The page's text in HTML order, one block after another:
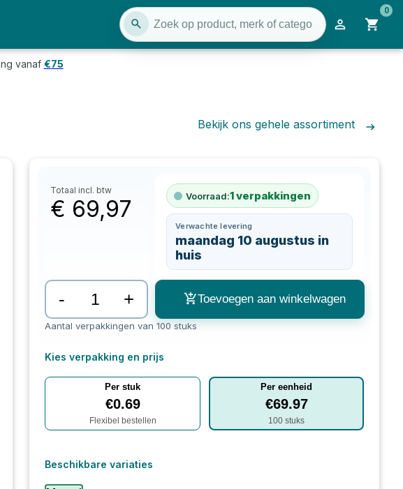
0
vanaf €75
Bekijk ons gehele assortiment
Totaal incl. btw
€ 69,97 Voorraad:1verpakkingen
Verwachte levering
maandag 10 augustus in
huis
- + Toevoegen aan winkelwagen
Aantal verpakkingen van 100 stuks
Kies verpakking en prijs
Per stuk
€0.69
Flexibel bestellen
Per eenheid
€69.97
100 stuks
Beschikbare variaties